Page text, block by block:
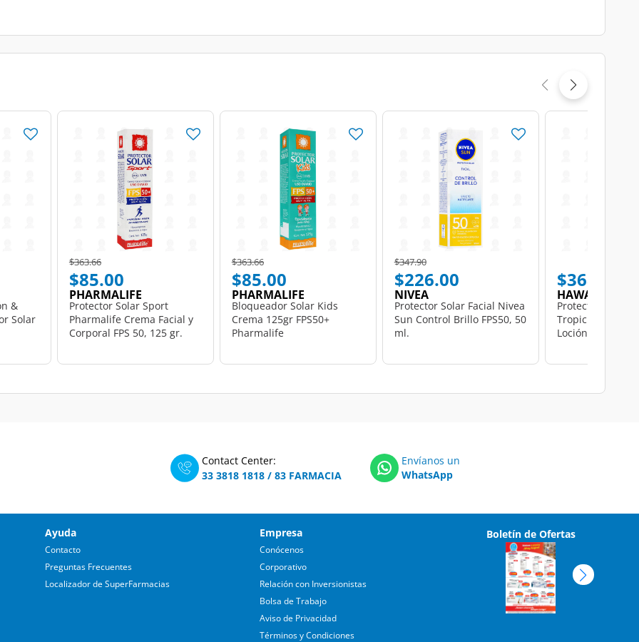
&
Solar
Price reduced from
$363.66to
$85.00
PHARMALIFE
Protector Solar Sport
Pharmalife Crema Facial y
Corporal FPS 50, 125 gr.
Price reduced from
$363.66to
$85.00
PHARMALIFE
Bloqueador Solar Kids
Crema 125gr FPS50+
Pharmalife
Price reduced from
$347.90to
$226.00
NIVEA
Protector Solar Facial Nivea
Sun Control Brillo FPS50, 50
ml.
$368.00
HAWAIIAN
Protector Solar
Tropic Ultra
Loción FPS 50,
Contact Center:
33 3818 1818 / 83 FARMACIA
Envíanos un
WhatsApp
Ayuda
Contacto
Preguntas Frecuentes
Localizador de SuperFarmacias
Empresa
Conócenos
Corporativo
Relación con Inversionistas
Bolsa de Trabajo
Aviso de Privacidad
Términos y Condiciones
Boletín de Ofertas